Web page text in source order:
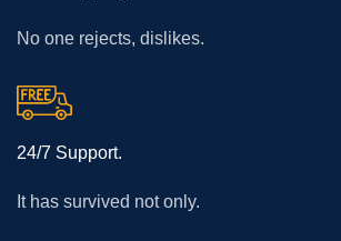
No one rejects, dislikes.
24/7 Support.
It has survived not only.